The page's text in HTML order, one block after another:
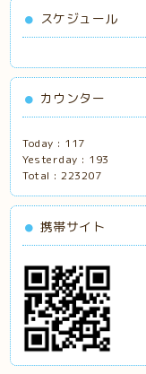
スケジュール
カウンター
Today : 117
Yesterday : 193
Total :223207
携帯サイト